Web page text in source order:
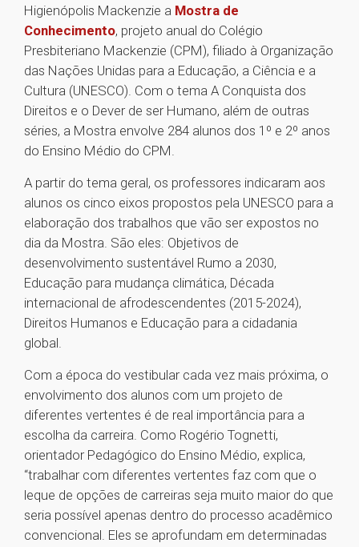
Higienópolis Mackenzie a Mostra de
Conhecimento, projeto anual do Colégio
Presbiteriano Mackenzie (CPM), filiado à Organização
das Nações Unidas para a Educação, a Ciência e a
Cultura (UNESCO). Com o tema A Conquista dos
Direitos e o Dever de ser Humano, além de outras
séries, a Mostra envolve 284 alunos dos 1º e 2º anos
do Ensino Médio do CPM.
A partir do tema geral, os professores indicaram aos
alunos os cinco eixos propostos pela UNESCO para a
elaboração dos trabalhos que vão ser expostos no
dia da Mostra. São eles: Objetivos de
desenvolvimento sustentável Rumo a 2030,
Educação para mudança climática, Década
internacional de afrodescendentes (2015-2024),
Direitos Humanos e Educação para a cidadania
global.
Com a época do vestibular cada vez mais próxima, o
envolvimento dos alunos com um projeto de
diferentes vertentes é de real importância para a
escolha da carreira. Como Rogério Tognetti,
orientador Pedagógico do Ensino Médio, explica,
“trabalhar com diferentes vertentes faz com que o
leque de opções de carreiras seja muito maior do que
seria possível apenas dentro do processo acadêmico
convencional. Eles se aprofundam em determinadas